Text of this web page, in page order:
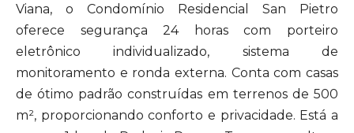
Viana, o Condomínio Residencial San Pietro
oferece segurança 24 horas com porteiro
eletrônico individualizado, sistema de
monitoramento e ronda externa. Conta com casas
de ótimo padrão construídas em terrenos de 500
m², proporcionando conforto e privacidade. Está a